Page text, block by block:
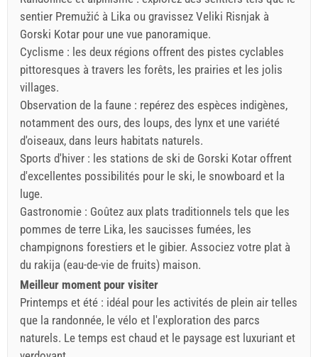
sentier Premužić à Lika ou gravissez Veliki Risnjak à
Gorski Kotar pour une vue panoramique.
Cyclisme : les deux régions offrent des pistes cyclables
pittoresques à travers les forêts, les prairies et les jolis
villages.
Observation de la faune : repérez des espèces indigènes,
notamment des ours, des loups, des lynx et une variété
d'oiseaux, dans leurs habitats naturels.
Sports d'hiver : les stations de ski de Gorski Kotar offrent
d'excellentes possibilités pour le ski, le snowboard et la
luge.
Gastronomie : Goûtez aux plats traditionnels tels que les
pommes de terre Lika, les saucisses fumées, les
champignons forestiers et le gibier. Associez votre plat à
du rakija (eau-de-vie de fruits) maison.
Meilleur moment pour visiter
Printemps et été : idéal pour les activités de plein air telles
que la randonnée, le vélo et l'exploration des parcs
naturels. Le temps est chaud et le paysage est luxuriant et